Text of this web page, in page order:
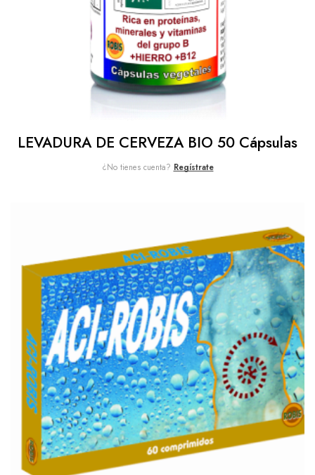
LEVADURA DE CERVEZA BIO 50 Cápsulas
¿No tienes cuenta? Regístrate